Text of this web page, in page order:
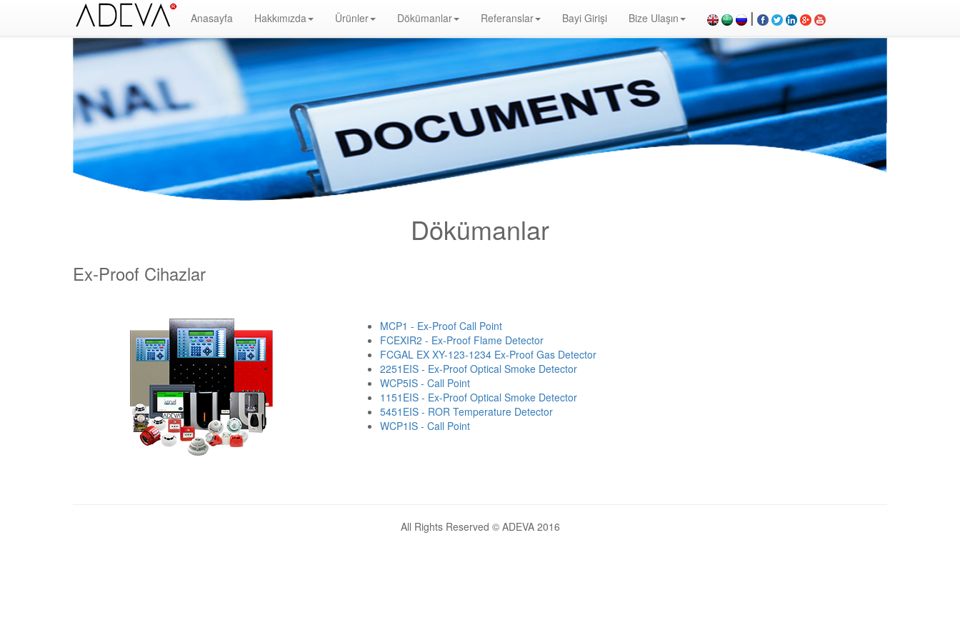
Anasayfa Hakkımızda Ürünler Dökümanlar Referanslar Bayi Girişi Bize Ulaşın |
Yangın Alarm Sistemleri, Yangın İhbar Sistemleri, Yangın Algılama Sistemleri, System Sensor Türkiye Distribütörü, Optik Duman Dedektörü, Gaz Dedektörü, Karbonmonoksit Dedektörü, Exproof Dedektör, Yangın Alarm Butonu, Yangın Alarm Paneli, Konvansiyonel Dedektör, Yangın Söndürücü, Yangın Projesi, Yangın Malzemesi, Yangın
Söndürme, Yangın Algılama Paneli, Yangın Kontol Paneli, Yangın Nedir, Yangın ve Güvenlik, Binaların Yangından Korunması Hakkında Yönetmelik, yangın alarm sistemleri fiyat, yangın alarm sistemleri bağlantı şeması, yangın alarm sistemleri nasıl çalışır, duman dedektörü, yangın alarm sistemleri fiyat listesi, yangın alarm sistemleri
Dökümanlar
Ex-Proof Cihazlar
MCP1 - Ex-Proof Call Point
FCEXIR2 - Ex-Proof Flame Detector
FCGAL EX XY-123-1234 Ex-Proof Gas Detector
2251EIS - Ex-Proof Optical Smoke Detector
WCP5IS - Call Point
1151EIS - Ex-Proof Optical Smoke Detector
5451EIS - ROR Temperature Detector
WCP1IS - Call Point
All Rights Reserved © ADEVA 2016